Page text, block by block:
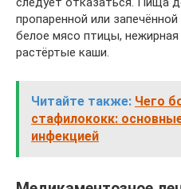
пропаренной или
белое мясо птицы,
растёртые каши.
Читайте также: Чего
стафилококк:
инфекцией